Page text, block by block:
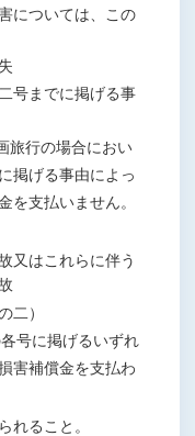
については、この
号までに掲げる事
旅行の場合におい
掲げる事由によっ
を支払いません。
又はこれらに伴う
二）
号に掲げるいずれ
害補償金を支払わ
れること。